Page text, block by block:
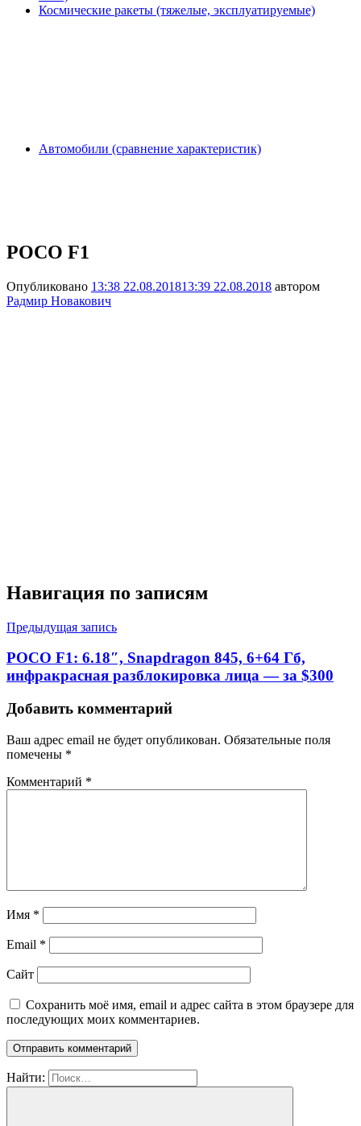
Космические ракеты (тяжелые, эксплуатируемые)
Автомобили (сравнение характеристик)
POCO F1
Опубликовано 13:38 22.08.201813:39 22.08.2018 автором
Радмир Новакович
Навигация по записям
Предыдущая запись
POCO F1: 6.18″, Snapdragon 845, 6+64 Гб,
инфракрасная разблокировка лица — за $300
Добавить комментарий
Ваш адрес email не будет опубликован. Обязательные поля
помечены *
Комментарий *
Имя *
Email *
Сайт
Сохранить моё имя, email и адрес сайта в этом браузере для
последующих моих комментариев.
Найти: